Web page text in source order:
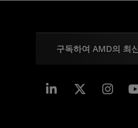
구독하여 AMD의 최
Linkedin